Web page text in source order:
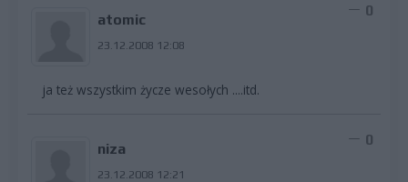
atomic
23.12.2008 12:08
0
ja też wszystkim życze wesołych ....itd.
niza
23.12.2008 12:21
0